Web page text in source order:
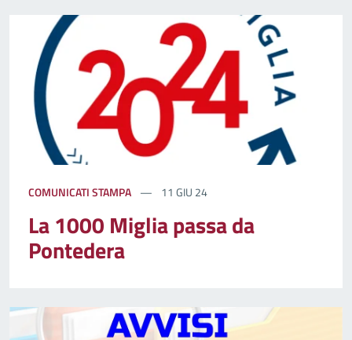
COMUNICATI STAMPA 11 GIU 24
La 1000 Miglia passa da
Pontedera